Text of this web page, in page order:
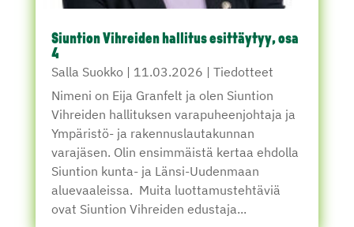
Siuntion Vihreiden hallitus esittäytyy, osa
4
Salla Suokko| 11.03.2026 | Tiedotteet
Nimeni on Eija Granfelt ja olen Siuntion
Vihreiden hallituksen varapuheenjohtaja ja
Ympäristö- ja rakennuslautakunnan
varajäsen. Olin ensimmäistä kertaa ehdolla
Siuntion kunta- ja Länsi-Uudenmaan
aluevaaleissa. Muita luottamustehtäviä
ovat Siuntion Vihreiden edustaja...